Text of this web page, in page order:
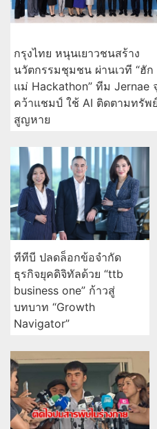
กรุงไทย หนุนเยาวชนสร้าง
นวัตกรรมชุมชน ผ่านเวที “ฮัก
แม่ Hackathon” ทีม Jernae
คว้าแชมป์ ใช้ AI ติดตามทรัพ
สูญหาย
ทีทีบี ปลดล็อกข้อจำกัด
ธุรกิจยุคดิจิทัลด้วย “ttb
business one” ก้าวสู่
บทบาท “Growth
Navigator”